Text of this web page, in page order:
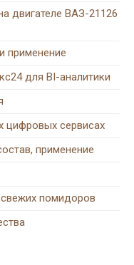
двигателе ВАЗ-21126
применение
для BI-аналитики
цифровых сервисах
применение
помидоров